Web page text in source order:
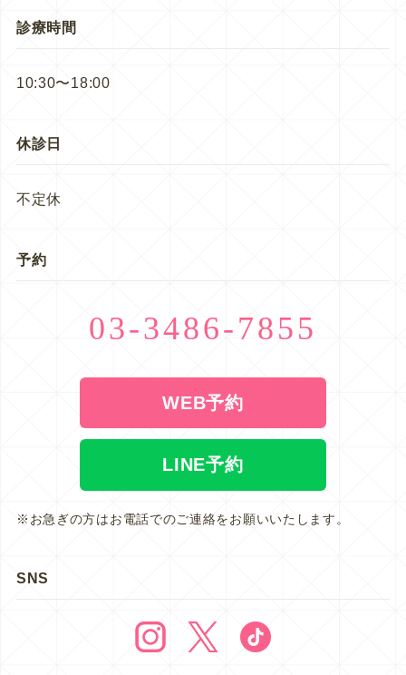
診療時間
10:30〜18:00
休診日
不定休
予約
03-3486-7855
WEB予約
LINE予約
※お急ぎの方はお電話でのご連絡をお願いいたします。
SNS